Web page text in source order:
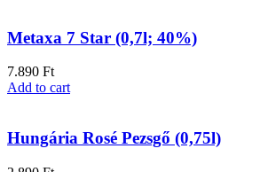
Metaxa 7 Star (0,7l; 40%)
7.890 Ft
Add to cart
Hungária Rosé Pezsgő (0,75l)